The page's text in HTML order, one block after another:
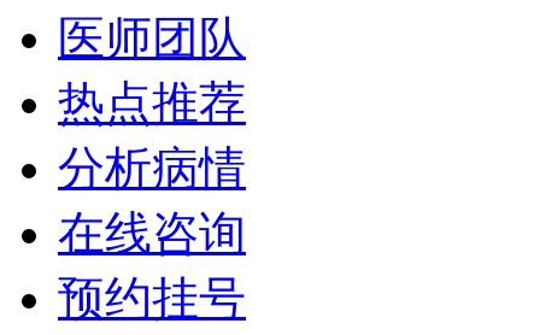
医师团队
热点推荐
分析病情
在线咨询
预约挂号